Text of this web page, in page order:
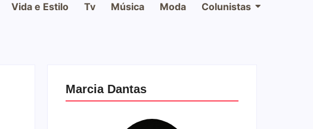
Vida e Estilo Tv Música Moda Colunistas
Marcia Dantas